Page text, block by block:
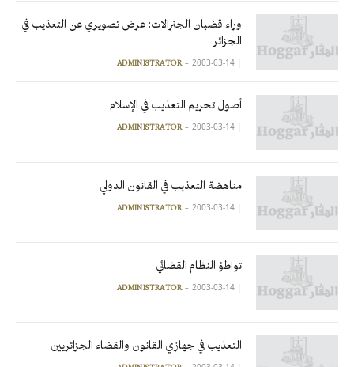
وراء قضبان الجنرالات: عرض تصويري عن التعذيب في
الجزائر
|
ADMINISTRATOR 2003-03-14
أصول تحريم التعذيب في الإسلام
|
ADMINISTRATOR 2003-03-14
مناهضة التعذيب في القانون الدولي
|
ADMINISTRATOR 2003-03-14
تواطؤ النظام القضائي
|
ADMINISTRATOR 2003-03-14
التعذيب في جهازي القانون والقضاء الجزائريين